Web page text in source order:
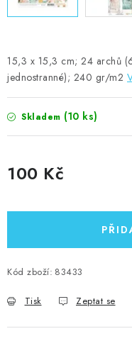
15,3 x 15,3 cm; 24 archů
jednostranné); 240 gr/m2
Skladem (10 ks)
100 Kč
Kód zboží: 83433
Tisk Zeptat se